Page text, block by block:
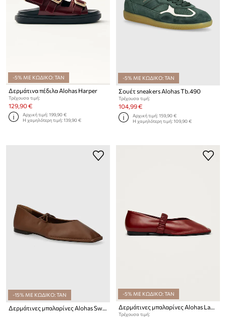
-5% ΜΕ ΚΩΔΙΚΟ: TAN
Δερμάτινα πέδιλα Alohas Harper
Τρέχουσα τιμή:
129,90 €
Αρχική τιμή:199,90 €
Η χαμηλότερη τιμή:139,90 €
-5% ΜΕ ΚΩΔΙΚΟ: TAN
Σουέτ sneakers Alohas Tb.490
Τρέχουσα τιμή:
104,99 €
Αρχική τιμή:159,90 €
Η χαμηλότερη τιμή:109,90 €
-15% ΜΕ ΚΩΔΙΚΟ: TAN
Δερμάτινες μπαλαρίνες Alohas Sway
-5% ΜΕ ΚΩΔΙΚΟ: TAN
Δερμάτινες μπαλαρίνες Alohas Lautan
Τρέχουσα τιμή: